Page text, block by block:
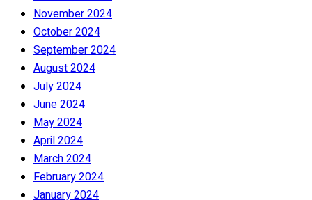
November 2024
October 2024
September 2024
August 2024
July 2024
June 2024
May 2024
April 2024
March 2024
February 2024
January 2024